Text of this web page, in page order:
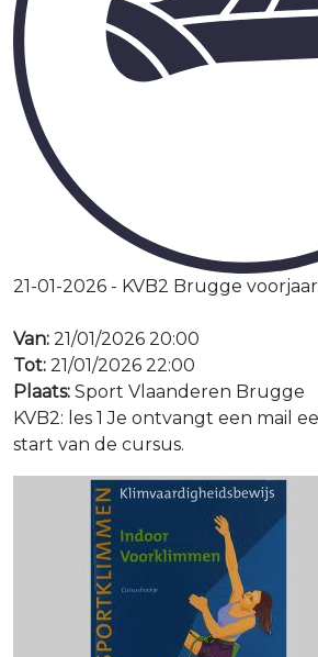
21-01-2026 - KVB2 Brugge voorjaar
Van: 21/01/2026 20:00
Tot: 21/01/2026 22:00
Plaats: Sport Vlaanderen Brugge
KVB2: les 1 Je ontvangt een mail
start van de cursus.